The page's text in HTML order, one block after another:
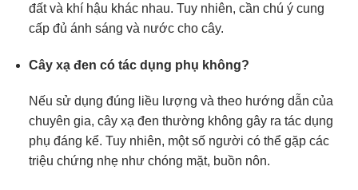
đất và khí hậu khác nhau. Tuy nhiên, cần chú ý cung
cấp đủ ánh sáng và nước cho cây.
Cây xạ đen có tác dụng phụ không?
Nếu sử dụng đúng liều lượng và theo hướng dẫn của
chuyên gia, cây xạ đen thường không gây ra tác dụng
phụ đáng kể. Tuy nhiên, một số người có thể gặp các
triệu chứng nhẹ như chóng mặt, buồn nôn.